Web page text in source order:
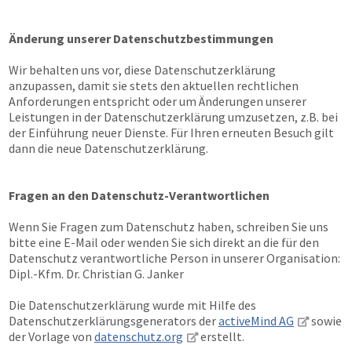
Änderung unserer Datenschutzbestimmungen
Wir behalten uns vor, diese Datenschutzerklärung
anzupassen, damit sie stets den aktuellen rechtlichen
Anforderungen entspricht oder um Änderungen unserer
Leistungen in der Datenschutzerklärung umzusetzen, z.B. bei
der Einführung neuer Dienste. Für Ihren erneuten Besuch gilt
dann die neue Datenschutzerklärung.
Fragen an den Datenschutz-Verantwortlichen
Wenn Sie Fragen zum Datenschutz haben, schreiben Sie uns
bitte eine E-Mail oder wenden Sie sich direkt an die für den
Datenschutz verantwortliche Person in unserer Organisation:
Dipl.-Kfm. Dr. Christian G. Janker
Die Datenschutzerklärung wurde mit Hilfe des
Datenschutzerklärungsgenerators deractiveMind AG
sowie
der Vorlage von datenschutz.org erstellt.